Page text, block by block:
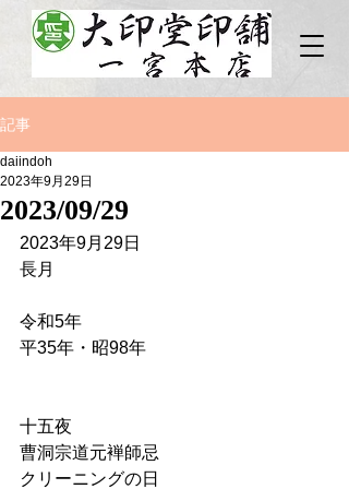
記事
2023/09/29
daiindoh
2023年9月29日
2023年9月29日
長月
令和5年
平35年・昭98年
十五夜
曹洞宗道元褝師忌
クリーニングの日